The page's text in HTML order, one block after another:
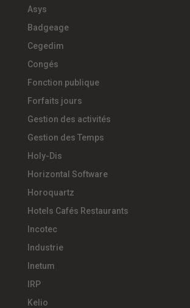
Asys
Badgeage
Cegedim
Congés
Fonction publique
Forfaits jours
Gestion des activités
Gestion des Temps
Holy-Dis
Horizontal Software
Horoquartz
Hotels Cafés Restaurants
Incotec
Industrie
Inetum
IRP
Kelio